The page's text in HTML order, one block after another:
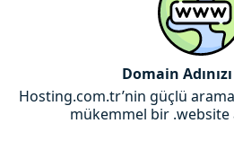
Domain
Hosting.com.tr’nin güçlü
mükemmel bir .website